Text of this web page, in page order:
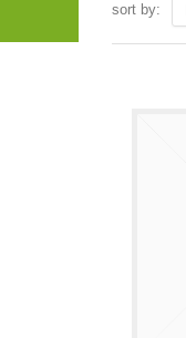
sort by: